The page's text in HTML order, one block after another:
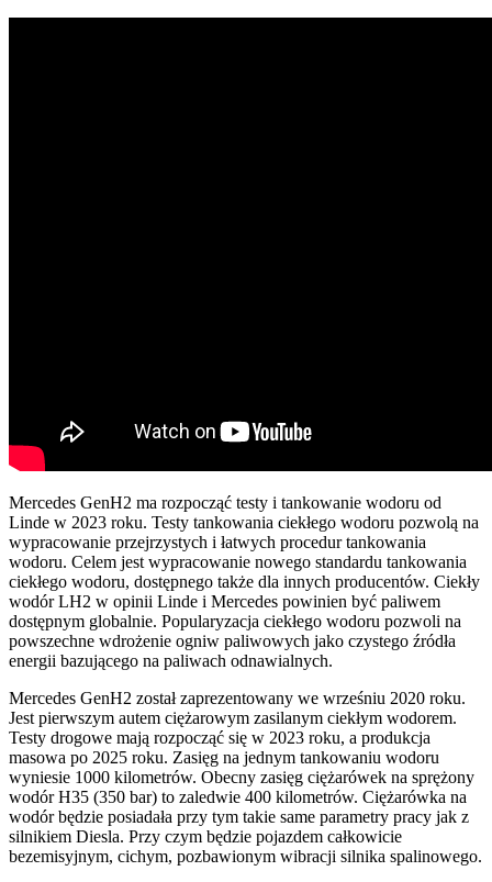
Mercedes GenH2 ma rozpocząć testy i tankowanie wodoru od
Linde w 2023 roku. Testy tankowania ciekłego wodoru pozwolą na
wypracowanie przejrzystych i łatwych procedur tankowania
wodoru. Celem jest wypracowanie nowego standardu tankowania
ciekłego wodoru, dostępnego także dla innych producentów. Ciekły
wodór LH2 w opinii Linde i Mercedes powinien być paliwem
dostępnym globalnie. Popularyzacja ciekłego wodoru pozwoli na
powszechne wdrożenie ogniw paliwowych jako czystego źródła
energii bazującego na paliwach odnawialnych.
Mercedes GenH2 został zaprezentowany we wrześniu 2020 roku.
Jest pierwszym autem ciężarowym zasilanym ciekłym wodorem.
Testy drogowe mają rozpocząć się w 2023 roku, a produkcja
masowa po 2025 roku. Zasięg na jednym tankowaniu wodoru
wyniesie 1000 kilometrów. Obecny zasięg ciężarówek na sprężony
wodór H35 (350 bar) to zaledwie 400 kilometrów. Ciężarówka na
wodór będzie posiadała przy tym takie same parametry pracy jak z
silnikiem Diesla. Przy czym będzie pojazdem całkowicie
bezemisyjnym, cichym, pozbawionym wibracji silnika spalinowego.